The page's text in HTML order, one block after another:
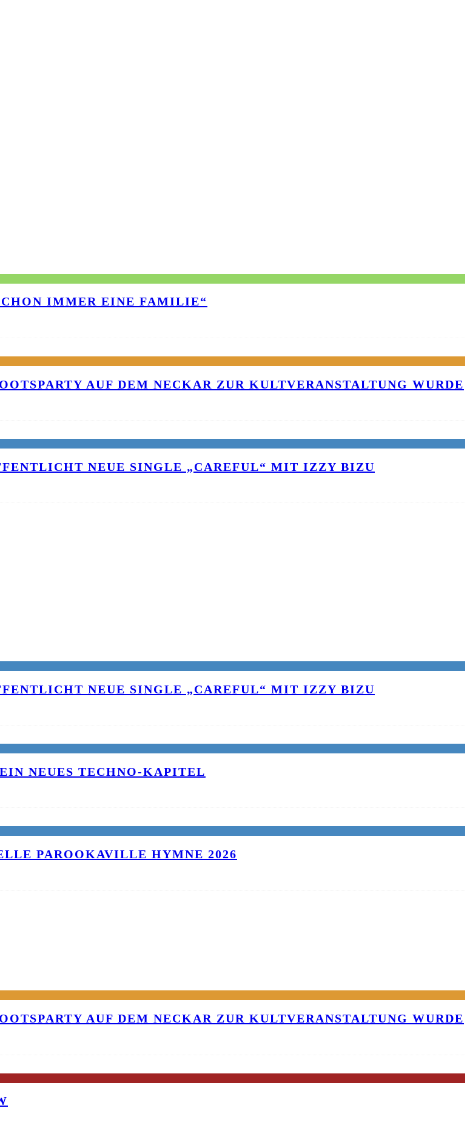
IMMER EINE FAMILIE“
AUF DEM NECKAR ZUR KULTVERANSTALTUNG WURDE
NEUE SINGLE „CAREFUL“ MIT IZZY BIZU
NEUE SINGLE „CAREFUL“ MIT IZZY BIZU
NEUES TECHNO-KAPITEL
PAROOKAVILLE HYMNE 2026
AUF DEM NECKAR ZUR KULTVERANSTALTUNG WURDE